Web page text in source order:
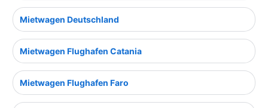
Mietwagen Deutschland
Mietwagen Flughafen Catania
Mietwagen Flughafen Faro